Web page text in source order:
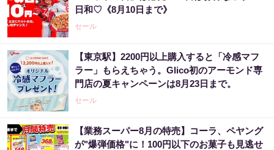
日和♡《8月10日まで》
セール
【東京駅】2200円以上購入すると「冷感マフ
ラー」もらえちゃう。Glico初のアーモンド専
門店の夏キャンペーンは8月23日まで。
セール
【業務スーパー8月の特売】コーラ、ペヤング
が"爆弾価格"に！100円以下のお菓子も見逃せ